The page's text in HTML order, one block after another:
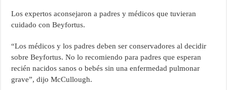
Los expertos aconsejaron a padres y médicos que tuvieran
cuidado con Beyfortus.
“Los médicos y los padres deben ser conservadores al decidir
sobre Beyfortus. No lo recomiendo para padres que esperan
recién nacidos sanos o bebés sin una enfermedad pulmonar
grave”, dijo McCullough.